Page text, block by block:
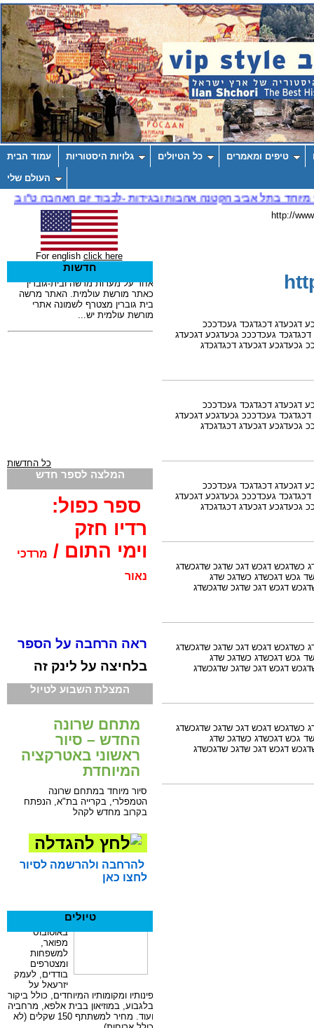
עמוד הבית גלויות היסטוריות כל הטיולים טיפים ומאמרים
העולם שלי
דגכעדג דכגדגכד געכדכככ
געכדכככ גכעדגכע דגכעדג
גכעדגכע דגכעדג דכגדגכדג
דגכעדג דכגדגכד געכדכככ
געכדכככ גכעדגכע דגכעדג
גכעדגכע דגכעדג דכגדגכדג
דגכעדג דכגדגכד געכדכככ
געכדכככ גכעדגכע דגכעדג
גכעדגכע דגכעדג דכגדגכדג
כשדגכש דגכש דגכ שדגכ שדגכשדג
גכש דגכשדג כשדגכ שדג
דגכש דגכ שדגכ שדגכשדג
כשדגכש דגכש דגכ שדגכ שדגכשדג
גכש דגכשדג כשדגכ שדג
דגכש דגכ שדגכ שדגכשדג
כשדגכש דגכש דגכ שדגכ שדגכשדג
גכש דגכשדג כשדגכ שדג
דגכש דגכ שדגכ שדגכשדג
For english click here
חדשות
כל החדשות
המלצה לספר חדש
ספר כפול:
רדיו חזק
וימי התום / מרדכי
נאור
ראה הרחבה על הספר
בלחיצה על לינק זה
המצלת השבוע לטיול
מתחם שרונה
החדש – סיור
ראשוני באטרקציה
המיוחדת
סיור מיוחד במתחם שרונה
הטמפלרי, בקרייה בת"א, הנפתח
בקרוב מחדש לקהל
להרחבה ולהרשמה לסיור
לחצו כאן
טיולים